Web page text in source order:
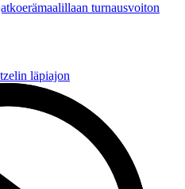
turnausvoiton